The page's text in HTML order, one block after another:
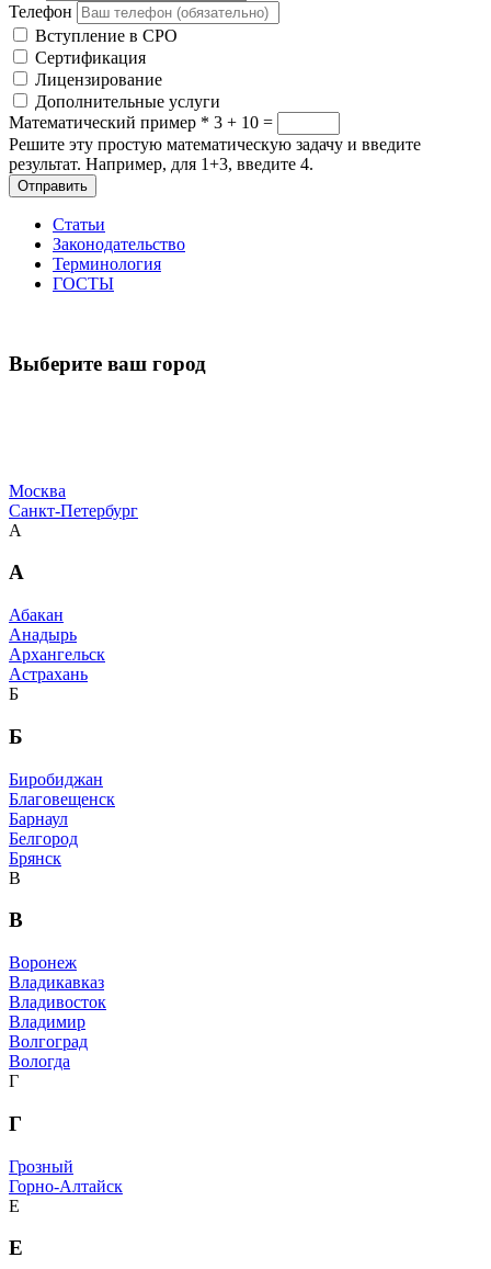
Телефон
Вступление в СРО
Сертификация
Лицензирование
Дополнительные услуги
Математический пример * 3 + 10 =
Решите эту простую математическую задачу и введите
результат. Например, для 1+3, введите 4.
Отправить
Статьи
Законодательство
Терминология
ГОСТЫ
Выберите ваш город
Москва
Санкт-Петербург
А
А
Абакан
Анадырь
Архангельск
Астрахань
Б
Б
Биробиджан
Благовещенск
Барнаул
Белгород
Брянск
В
В
Воронеж
Владикавказ
Владивосток
Владимир
Волгоград
Вологда
Г
Г
Грозный
Горно-Алтайск
Е
Е